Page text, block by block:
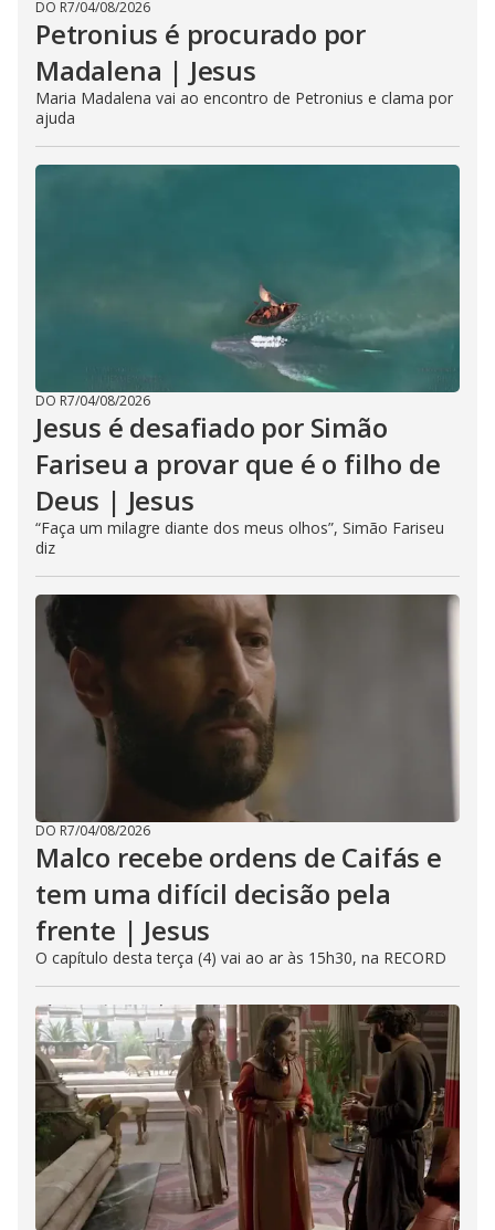
DO R7/04/08/2026
Petronius é procurado por
Madalena | Jesus
Maria Madalena vai ao encontro de Petronius e clama por
ajuda
DO R7/04/08/2026
Jesus é desafiado por Simão
Fariseu a provar que é o filho de
Deus | Jesus
“Faça um milagre diante dos meus olhos”, Simão Fariseu
diz
DO R7/04/08/2026
Malco recebe ordens de Caifás e
tem uma difícil decisão pela
frente | Jesus
O capítulo desta terça (4) vai ao ar às 15h30, na RECORD